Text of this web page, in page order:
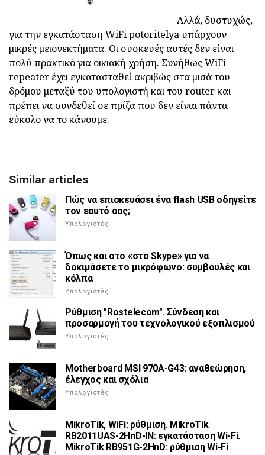
Αλλά, δυστυχώς,
για την εγκατάσταση WiFi potoritelya υπάρχουν
μικρές μειονεκτήματα. Οι συσκευές αυτές δεν είναι
πολύ πρακτικό για οικιακή χρήση. Συνήθως WiFi
repeater έχει εγκατασταθεί ακριβώς στα μισά του
δρόμου μεταξύ του υπολογιστή και του router και
πρέπει να συνδεθεί σε πρίζα που δεν είναι πάντα
εύκολο να το κάνουμε.
Similar articles
Πώς να επισκευάσει ένα flash USB οδηγείτε
τον εαυτό σας;
Υπολογιστές
Όπως και στο «στο Skype» για να
δοκιμάσετε το μικρόφωνο: συμβουλές και
κόλπα
Υπολογιστές
Ρύθμιση "Rostelecom". Σύνδεση και
προσαρμογή του τεχνολογικού εξοπλισμού
Υπολογιστές
Motherboard MSI 970A-G43: αναθεώρηση,
έλεγχος και σχόλια
Υπολογιστές
MikroTik, WiFi: ρύθμιση. MikroTik
RB2011UAS-2HnD-IN: εγκατάσταση Wi-Fi.
MikroTik RB951G-2HnD: ρύθμιση Wi-Fi